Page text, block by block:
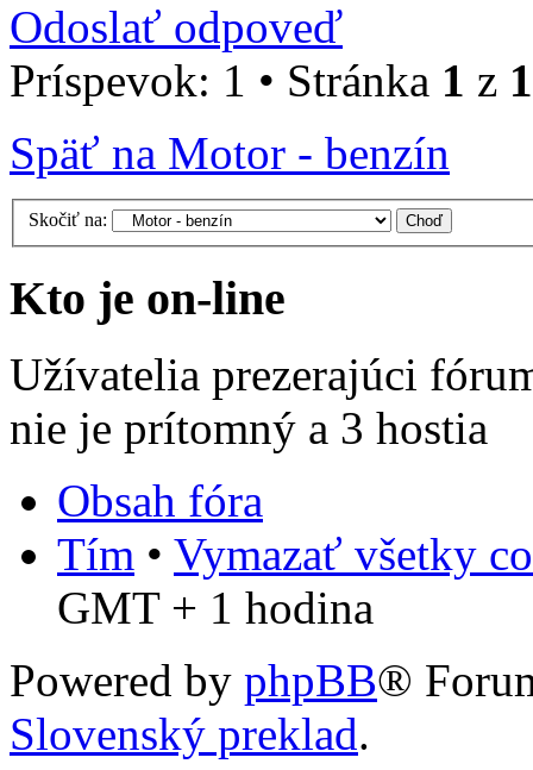
Odoslať odpoveď
Príspevok: 1 • Stránka 1 z 1
Späť na Motor - benzín
Skočiť na:
Kto je on-line
Užívatelia prezerajúci
nie je prítomný a 3 hostia
Obsah fóra
Tím • Vymazať všetky
GMT + 1 hodina
Powered by phpBB®
Slovenský preklad.